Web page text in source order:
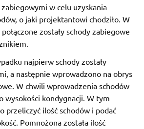
w celu uzyskania
o jaki projektantowi chodziło. W
zostały schody zabiegowe
najpierw schody zostały
a następnie wprowadzono na obrys
W chwili wprowadzenia schodów
wysokości kondygnacji. W tym
przeliczyć ilość schodów i podać
Pomnożona została ilość